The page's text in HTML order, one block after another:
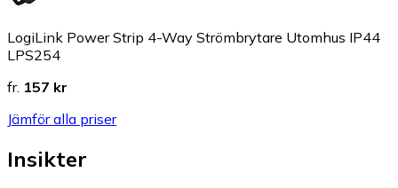
LogiLink Power Strip 4-Way Strömbrytare Utomhus IP44
LPS254
fr. 157 kr
Jämför alla priser
Insikter